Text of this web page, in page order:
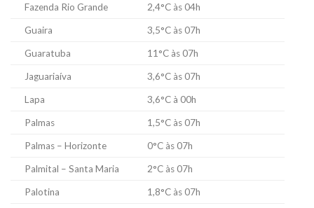
Fazenda Rio Grande 2,4°C às 04h
Guaira 3,5°C às 07h
Guaratuba 11°C às 07h
Jaguariaíva 3,6°C às 07h
Lapa 3,6°C à 00h
Palmas 1,5°C às 07h
Palmas – Horizonte 0°C às 07h
Palmital – Santa Maria 2°C às 07h
Palotina 1,8°C às 07h